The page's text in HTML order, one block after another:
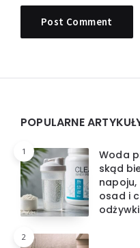
Widgets
POPULARNE
1
Woda
skąd
osad i
2